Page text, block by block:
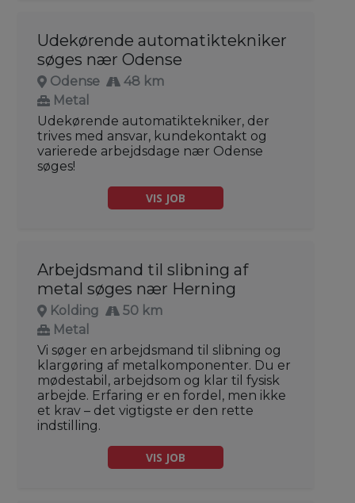
Udekørende automatiktekniker
søges nær Odense
Odense
48 km
Metal
Udekørende automatiktekniker, der
trives med ansvar, kundekontakt og
varierede arbejdsdage nær Odense
søges!
VIS JOB
Arbejdsmand til slibning af
metal søges nær Herning
Kolding
50 km
Metal
Vi søger en arbejdsmand til slibning og
klargøring af metalkomponenter. Du er
mødestabil, arbejdsom og klar til fysisk
arbejde. Erfaring er en fordel, men ikke
et krav – det vigtigste er den rette
indstilling.
VIS JOB